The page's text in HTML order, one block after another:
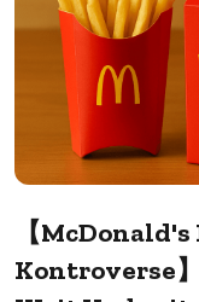
【
Kontroverse